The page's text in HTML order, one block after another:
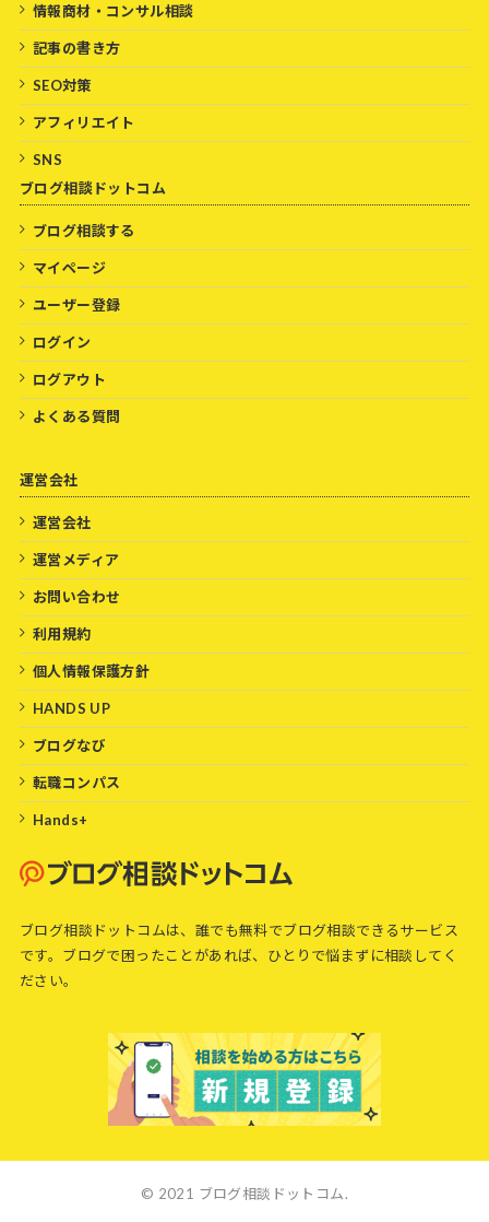
情報商材・コンサル相談
記事の書き方
SEO対策
アフィリエイト
SNS
ブログ相談ドットコム
ブログ相談する
マイページ
ユーザー登録
ログイン
ログアウト
よくある質問
運営会社
運営会社
運営メディア
お問い合わせ
利用規約
個人情報保護方針
HANDS UP
ブログなび
転職コンパス
Hands+
ブログ相談ドットコムは、誰でも無料でブログ相談できるサービス
です。ブログで困ったことがあれば、ひとりで悩まずに相談してく
ださい。
© 2021 ブログ相談ドットコム.